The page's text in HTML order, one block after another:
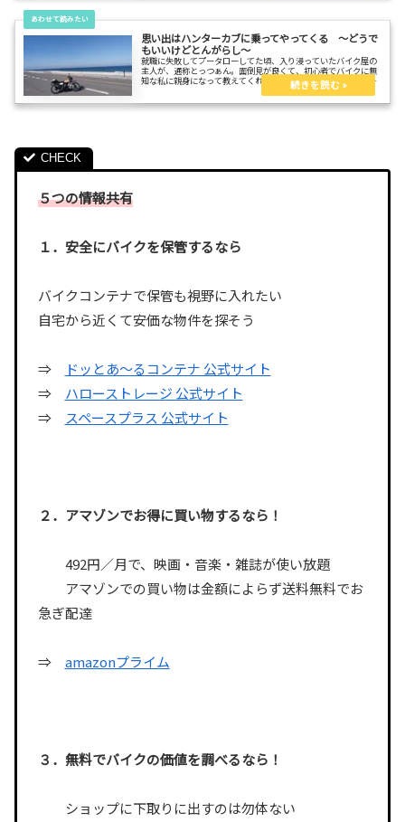
思い出はハンターカブに乗ってやってくる ～どうで
もいいけどとんがらし～
就職に失敗してプータローしてた頃、入り浸っていたバイク屋の
主人が、通称とっつぁん。面倒見が良くて、初心者でバイクに無
知な私に親身になって教えてくれた。私が故郷を離れている間に
そのバイク屋はいつの間にか無くなり、気にはしていた。けど月
日だけが流れ過去になりかけていた。
５つの情報共有
１．安全にバイクを保管するなら
バイクコンテナで保管も視野に入れたい
自宅から近くて安価な物件を探そう
⇒
ドッとあ〜るコンテナ 公式サイト
⇒ ハローストレージ 公式サイト
⇒ スペースプラス 公式サイト
２．アマゾンでお得に買い物するなら！
492円／月で、映画・音楽・雑誌が使い放題
アマゾンでの買い物は金額によらず送料無料でお
急ぎ配達
⇒ amazonプライム
３．無料でバイクの価値を調べるなら！
ショップに下取りに出すのは勿体ない